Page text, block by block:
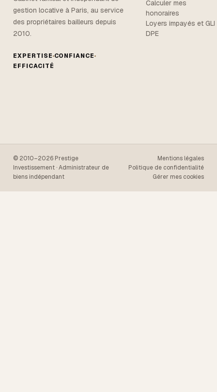
gestion locative à Paris, au service
des propriétaires bailleurs depuis
2010.
EXPERTISE CONFIANCE
EFFICACITÉ
Calculer mes
honoraires
Loyers impayés et GLI
DPE
© 2010–2026 Prestige
Investissement · Administrateur de
biens indépendant
Mentions légales
Politique de confidentialité
Gérer mes cookies